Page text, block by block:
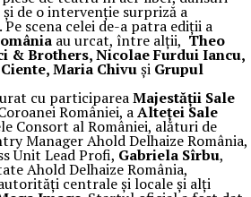
de o intervenție surpriză a
. Pe scena celei de-a patra ediții a
au urcat, între alții, Theo
& Brothers, Nicolae Furdui Iancu,
Maria Chivuși Grupul
cu participareaMajestății Sale
României, aAlteței Sale
Consort al României, alături de
Manager Ahold Delhaize România,
Unit Lead Profi, Gabriela Sîrbu,
Ahold Delhaize România,
centrale și locale și alți